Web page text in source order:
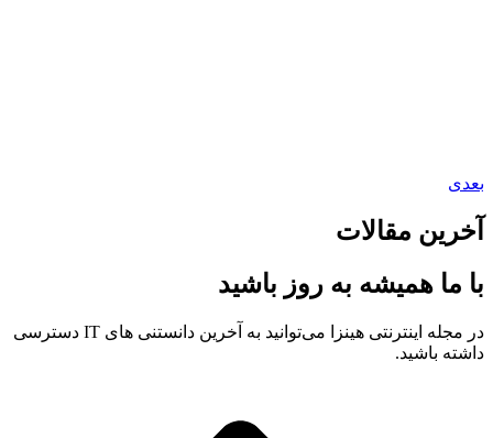
بعدی
آخرین مقالات
با ما همیشه به روز باشید
در مجله اینترنتی هینزا می‌توانید به آخرین دانستنی های IT دسترسی
داشته باشید.